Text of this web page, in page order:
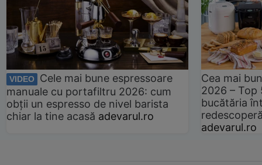
VIDEO
Cele mai bune espressoare
manuale cu portafiltru 2026: cum
obții un espresso de nivel barista
chiar la tine acasă adevarul.ro
Cea mai
2026 –
bucătăria
adevarul.ro